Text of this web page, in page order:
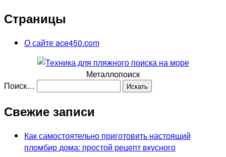
Страницы
О сайте ace450.com
Металлопоиск
Поиск…
Свежие записи
Как самостоятельно приготовить настоящий
пломбир дома: простой рецепт вкусного